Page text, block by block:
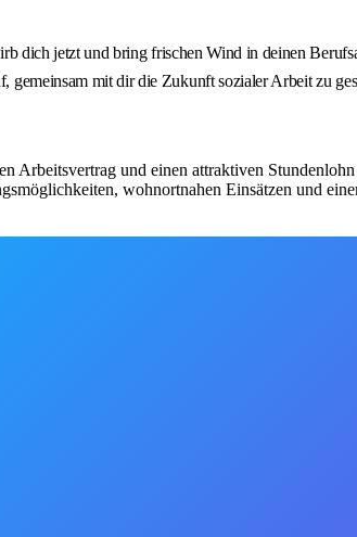
dich jetzt und bring frischen Wind in deinen
gemeinsam mit dir die Zukunft sozialer Arbeit zu
und einen attraktiven
wohnortnahen Einsätzen und